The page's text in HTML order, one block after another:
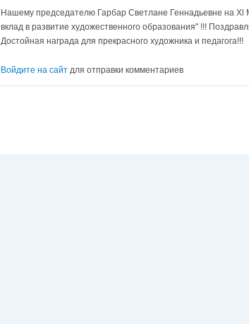
Нашему председателю Гарбар Светлане Геннадьевне на Xl
вклад в развитие художественного образования" !!!
Достойная награда для прекрасного художника и педагога!!!
Войдите на сайт для отправки комментариев